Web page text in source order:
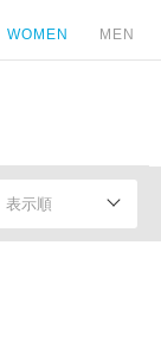
WOMEN MEN
表示順